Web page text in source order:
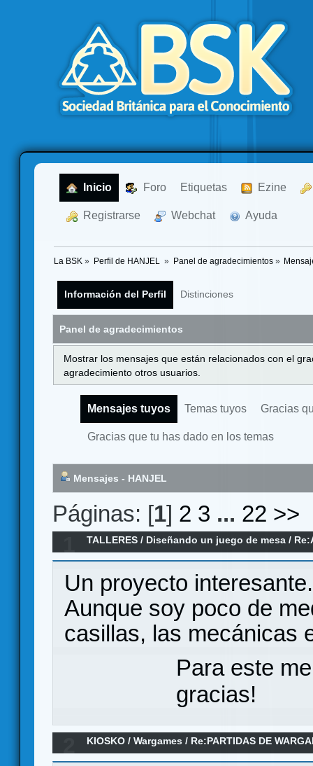
Inicio Foro Etiquetas Ezine
Registrarse Webchat Ayuda
La BSK » Perfil de HANJEL » Panel de agradecimientos»
Información del Perfil Distinciones
Panel de agradecimientos
Mostrar los mensajes que están relacionados con el
agradecimiento otros usuarios.
Mensajes tuyos Temas tuyos Gracias
Gracias que tu has dado en los temas
Mensajes - HANJEL
Páginas: [1] 2 3 ... 22 >>
TALLERES / Diseñando un juego de mesa /
Un proyecto
Aunque soy poco de
casillas, las mecánicas
Para este
gracias!
KIOSKO /Wargames / Re:PARTIDAS DE
2026